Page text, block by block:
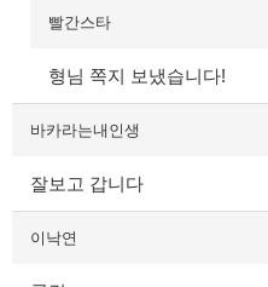
빨간스타
형님 쪽지 보냈습니다!
바카라는내인생
잘보고 갑니다
이낙연